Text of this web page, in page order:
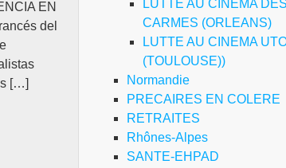
n’a
pas
commémorations
EN
del
[…]
LUTTE AU CINEMA DES
CARMES (ORLEANS)
LUTTE AU CINEMA
(TOULOUSE))
Normandie
PRECAIRES EN COLERE
RETRAITES
Rhônes-Alpes
SANTE-EHPAD